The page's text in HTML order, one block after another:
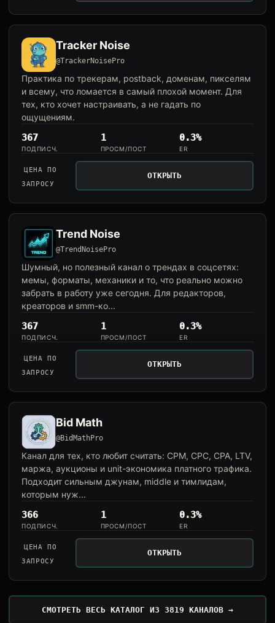
Tracker Noise
@TrackerNoisePro
Практика по трекерам, postback, доменам, пикселям
и всему, что ломается в самый плохой момент. Для
тех, кто хочет настраивать, а не гадать по
ощущениям.
367
ПОДПИСЧ.
1
ПРОСМ/ПОСТ
0.3%
ER
ЦЕНА ПО
ЗАПРОСУ
ОТКРЫТЬ
Trend Noise
@TrendNoisePro
Шумный, но полезный канал о трендах в соцсетях:
мемы, форматы, механики и то, что реально можно
забрать в работу уже сегодня. Для редакторов,
креаторов и smm-ко...
367
ПОДПИСЧ.
1
ПРОСМ/ПОСТ
0.3%
ER
ЦЕНА ПО
ЗАПРОСУ
ОТКРЫТЬ
Bid Math
@BidMathPro
Канал для тех, кто любит считать: CPM, CPC, CPA, LTV,
маржа, аукционы и unit-экономика платного трафика.
Подходит сильным джунам, middle и тимлидам,
которым нуж...
366
ПОДПИСЧ.
1
ПРОСМ/ПОСТ
0.3%
ER
ЦЕНА ПО
ЗАПРОСУ
ОТКРЫТЬ
СМОТРЕТЬ ВЕСЬ КАТАЛОГ ИЗ 3819 КАНАЛОВ →